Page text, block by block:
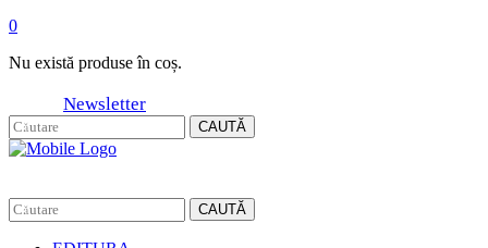
0
Nu există produse în coș.
Newsletter
CAUTĂ
CAUTĂ